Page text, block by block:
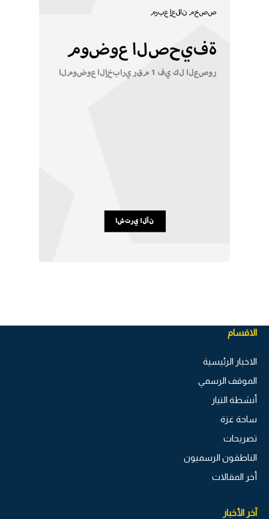
الاقسام
الاخبار الرئيسية
الموقف الرسمي
أنشطة التيار
ساحة غزة
تصريحات
الناطقون الرسميون
أخر المقالات
آخر الأخبار